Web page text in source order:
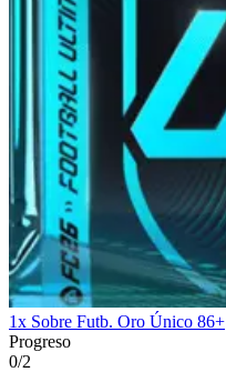
1x Sobre Futb. Oro Único 86+
Progreso
0/2